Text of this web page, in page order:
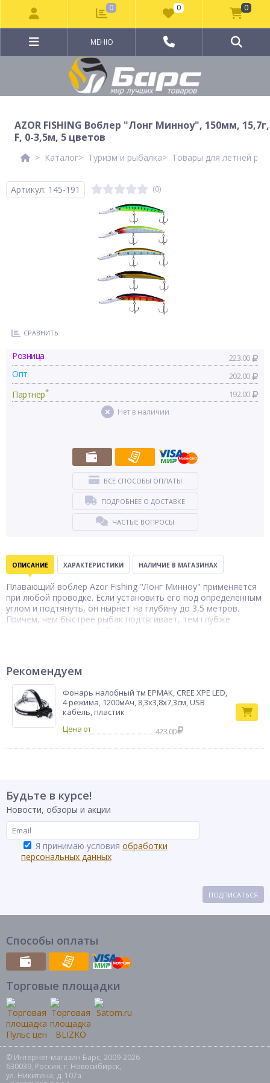
МЕНЮ
AZOR FISHING Воблер "Лонг Минноу", 150мм, 15,7г,
F, 0-3,5м, 5 цветов
Каталог Туризм и рыбалка Товары для летней
Артикул: 145-191 (0)
СРАВНИТЬ
Розница 223.00
Опт 202.00
Партнер* 192.00
Нет в наличии
ВСЕ СПОСОБЫ ОПЛАТЫ
ПОДРОБНЕЕ О ДОСТАВКЕ
ЧАСТЫЕ ВОПРОСЫ
ОПИСАНИЕ ХАРАКТЕРИСТИКИ НАЛИЧИЕ В МАГАЗИНАХ
Плавающий воблер Azor Fishing "Лонг Минноу" применяется
при любой проводке. Если установить его под определенным
углом и подтянуть, он нырнет на глубину до 3,5 метров.
Причем, чем быстрее рыбак подтягивает, тем глубже
забросах в ветреную погоду.
Тип товара
Воблер
Бренд
Azor fishing
Рекомендуем
Фонарь налобный тм ЕРМАК, CREE XPE LED,
4 режима, 1200мАч, 8,3х3,8х7,3см, USB
кабель, пластик
423.00
Будьте в курсе!
Новости, обзоры и акции
Я принимаю условия обработки
персональных данных
ПОДПИСАТЬСЯ
Способы оплаты
Торговые площадки
© Интернет-магазин Барс, 2009-2026
630039, Россия, г. Новосибирск,
ул. Никитина, д. 107а
0 0 0